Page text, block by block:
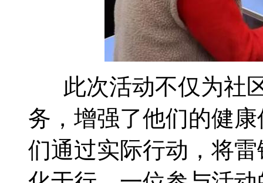
此次活动不仅为社
务，增强了他们的健
们通过实际行动，将